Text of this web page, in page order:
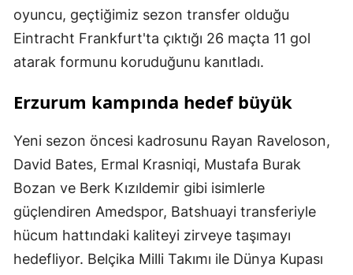
oyuncu, geçtiğimiz sezon transfer olduğu
Eintracht Frankfurt'ta çıktığı 26 maçta 11 gol
atarak formunu koruduğunu kanıtladı.
Erzurum kampında hedef büyük
Yeni sezon öncesi kadrosunu Rayan Raveloson,
David Bates, Ermal Krasniqi, Mustafa Burak
Bozan ve Berk Kızıldemir gibi isimlerle
güçlendiren Amedspor, Batshuayi transferiyle
hücum hattındaki kaliteyi zirveye taşımayı
hedefliyor. Belçika Milli Takımı ile Dünya Kupası